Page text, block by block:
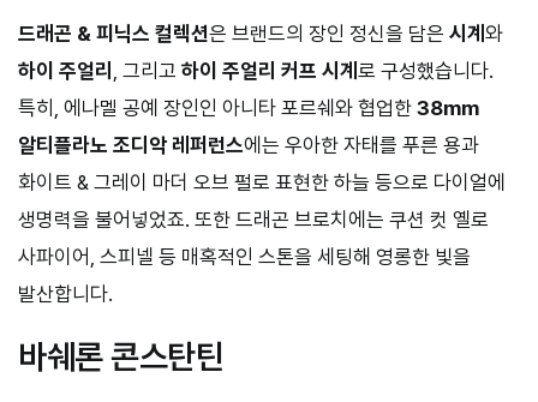
드래곤 & 피닉스 컬렉션은 브랜드의 장인 정신을 담은 시계 와
하이 주얼리
, 그리고 하이 주얼리 커프 시계 로 구성했습니다.
특히, 에나멜 공예 장인인 아니타 포르쉐와 협업한 38mm
알티플라노 조디악 레퍼런스에는 우아한 자태를 푸른 용과
화이트 & 그레이 마더 오브 펄로 표현한 하늘 등으로 다이얼에
생명력을 불어넣었죠. 또한 드래곤 브로치에는 쿠션 컷 옐로
사파이어, 스피넬 등 매혹적인 스톤을 세팅해 영롱한 빛을
발산합니다.
바쉐론 콘스탄틴